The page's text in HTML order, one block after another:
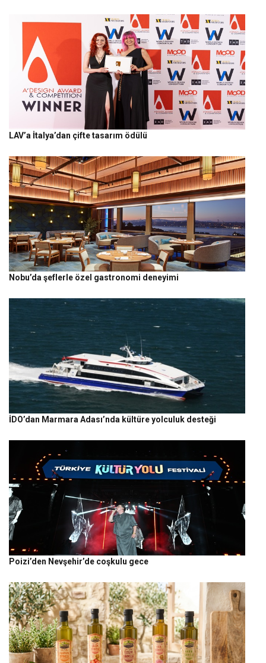
LAV’a İtalya’dan çifte tasarım ödülü
Nobu’da şeflerle özel gastronomi deneyimi
İDO’dan Marmara Adası’nda kültüre yolculuk desteği
Poizi’den Nevşehir’de coşkulu gece